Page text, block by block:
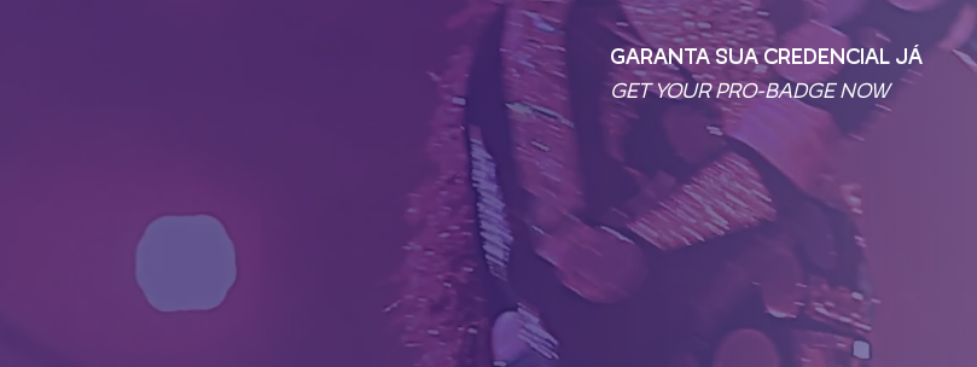
GARANTA SUA CREDENCIAL JÁ
GET YOUR PRO-BADGE NOW